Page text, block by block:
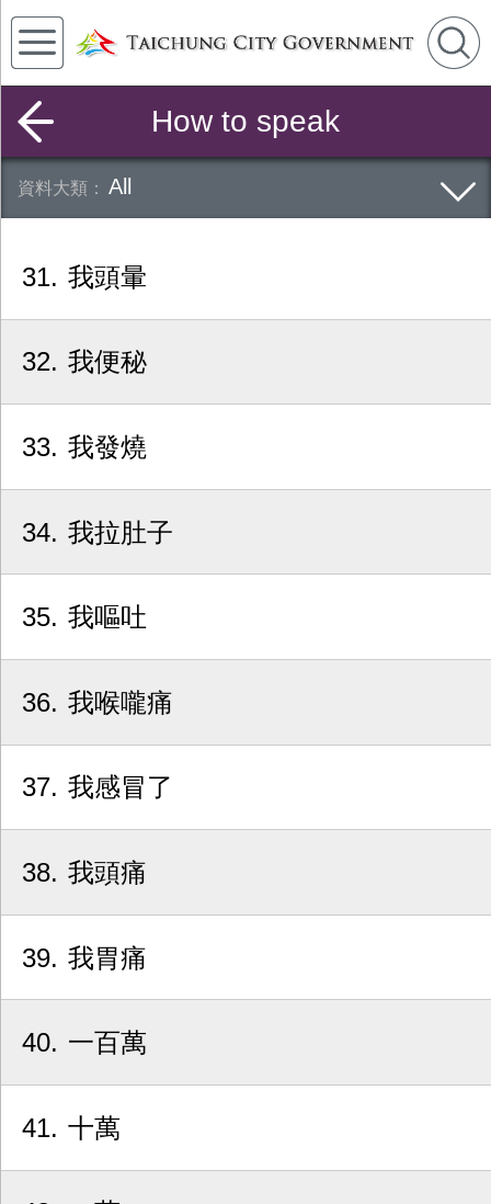
How to speak
All
31 我頭暈
32 我便秘
33 我發燒
34 我拉肚子
35 我嘔吐
36 我喉嚨痛
37 我感冒了
38 我頭痛
39 我胃痛
40 一百萬
41 十萬